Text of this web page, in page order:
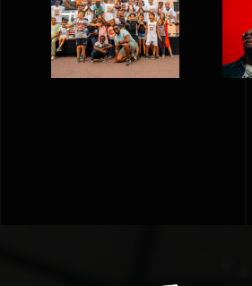
La Caravane
IDF – JO
Paris 2024